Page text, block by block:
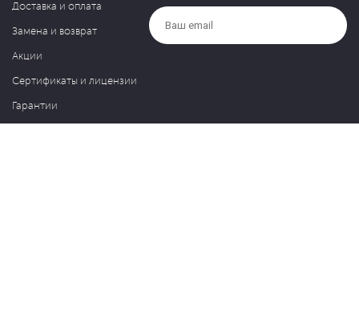
Доставка и оплата
Замена и возврат
Акции
Сертификаты и лицензии
Гарантии